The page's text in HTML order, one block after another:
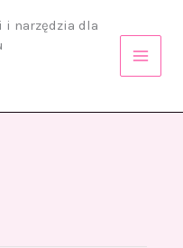
i narzędzia dla